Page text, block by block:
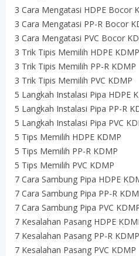
3 Cara Mengatasi HDPE Bocor
3 Cara Mengatasi PP-R Bocor
3 Cara Mengatasi PVC Bocor
3 Trik Tipis Memilih HDPE KDMP
3 Trik Tipis Memilih PP-R KDMP
3 Trik Tipis Memilih PVC KDMP
5 Langkah Instalasi Pipa HDPE
5 Langkah Instalasi Pipa PP-R
5 Langkah Instalasi Pipa PVC
5 Tips Memilih HDPE KDMP
5 Tips Memilih PP-R KDMP
5 Tips Memilih PVC KDMP
7 Cara Sambung Pipa HDPE
7 Cara Sambung Pipa PP-R
7 Cara Sambung Pipa PVC
7 Kesalahan Pasang HDPE
7 Kesalahan Pasang PP-R KDMP
7 Kesalahan Pasang PVC KDMP